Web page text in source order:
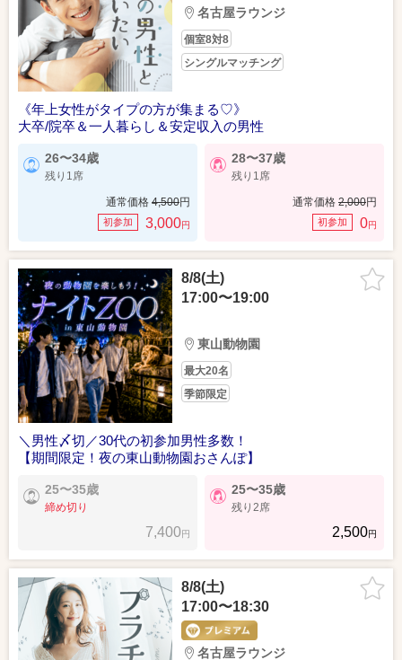
名古屋ラウンジ
個室8対8
シングルマッチング
《年上女性がタイプの方が集まる♡》
大卒/院卒＆一人暮らし＆安定収入の男性
26〜34歳
残り1席
通常価格 4,500円
初参加 3,000円
28〜37歳
残り1席
通常価格 2,000円
初参加 0円
8/8(土)
17:00〜19:00
東山動物園
最大20名
季節限定
＼男性〆切／30代の初参加男性多数！
【期間限定！夜の東山動物園おさんぽ】
25〜35歳
締め切り
7,400円
25〜35歳
残り2席
2,500円
8/8(土)
17:00〜18:30
名古屋ラウンジ